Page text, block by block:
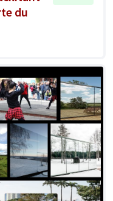
du